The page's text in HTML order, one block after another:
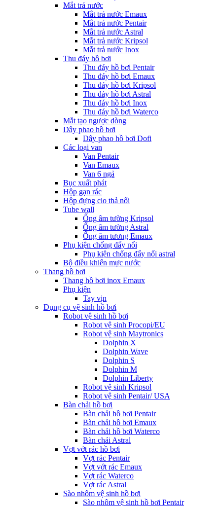
Mắt trả nước
Mắt trả nước Emaux
Mắt trả nước Pentair
Mắt trả nước Astral
Mắt trả nước Kripsol
Mắt trả nước Inox
Thu đáy hồ bơi
Thu đáy hồ bơi Pentair
Thu đáy hồ bơi Emaux
Thu đáy hồ bơi Kripsol
Thu đáy hồ bơi Astral
Thu đáy hồ bơi Inox
Thu đáy hồ bơi Waterco
Mắt tạo ngược dòng
Dây phao hồ bơi
Dây phao hồ bơi Dofi
Các loại van
Van Pentair
Van Emaux
Van 6 ngả
Bục xuất phát
Hộp gạn rác
Hộp đựng clo thả nổi
Tube wall
Ống âm tường Kripsol
Ống âm tường Astral
Ống âm tương Emaux
Phụ kiện chống đẩy nổi
Phụ kiện chống đẩy nổi astral
Bộ điều khiển mực nước
Thang hồ bơi
Thang hồ bơi inox Emaux
Phụ kiện
Tay vịn
Dụng cụ vệ sinh hồ bơi
Robot vệ sinh hồ bơi
Robot vệ sinh Procopi/EU
Robot vệ sinh Maytronics
Dolphin X
Dolphin Wave
Dolphin S
Dolphin M
Dolphin Liberty
Robot vệ sinh Kripsol
Robot vệ sinh Pentair/ USA
Bàn chải hồ bơi
Bàn chải hồ bơi Pentair
Bàn chải hồ bơi Emaux
Bàn chải hồ bơi Waterco
Bàn chải Astral
Vợt vớt rác hồ bơi
Vợt rác Pentair
Vợt vớt rác Emaux
Vợt rác Waterco
Vợt rác Astral
Sào nhôm vệ sinh hồ bơi
Sào nhôm vệ sinh hồ bơi Pentair